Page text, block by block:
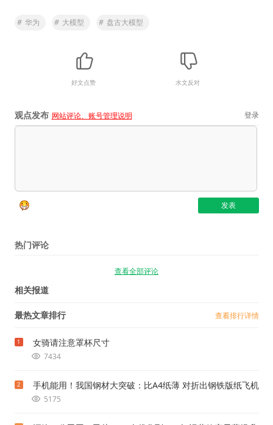
# 华为 # 大模型 # 盘古大模型
好文点赞 水文反对
观点发布 网站评论、账号管理说明 登录
热门评论
查看全部评论
相关报道
最热文章排行 查看排行详情
1 女骑请注意罩杯尺寸
7434
2 手机能用！我国钢材大突破：比A4纸薄 对折出钢铁版纸飞机
5175